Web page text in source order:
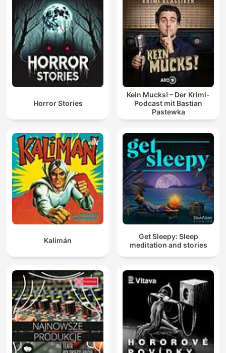
Horror Stories
Kein Mucks! – Der Krimi-
Podcast mit Bastian
Pastewka
Kalimán
Get Sleepy: Sleep
meditation and stories